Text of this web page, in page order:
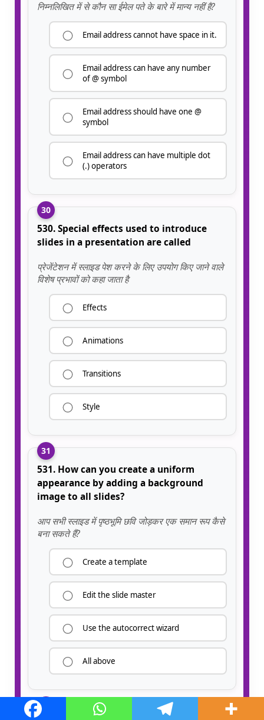
निम्नलिखित में से कौन सा ईमेल पते के बारे में मान्य नहीं है?
Email address cannot have space in it.
Email address can have any number
of @ symbol
Email address should have one @
symbol
Email address can have multiple dot
(.) operators
30
530. Special effects used to introduce
slides in a presentation are called
प्रेजेंटेशन में स्लाइड पेश करने के लिए उपयोग किए जाने वाले
विशेष प्रभावों को कहा जाता है
Effects
Animations
Transitions
Style
31
531. How can you create a uniform
appearance by adding a background
image to all slides?
आप सभी स्लाइड में पृष्ठभूमि छवि जोड़कर एक समान रूप कैसे
बना सकते हैं?
Create a template
Edit the slide master
Use the autocorrect wizard
All above
32